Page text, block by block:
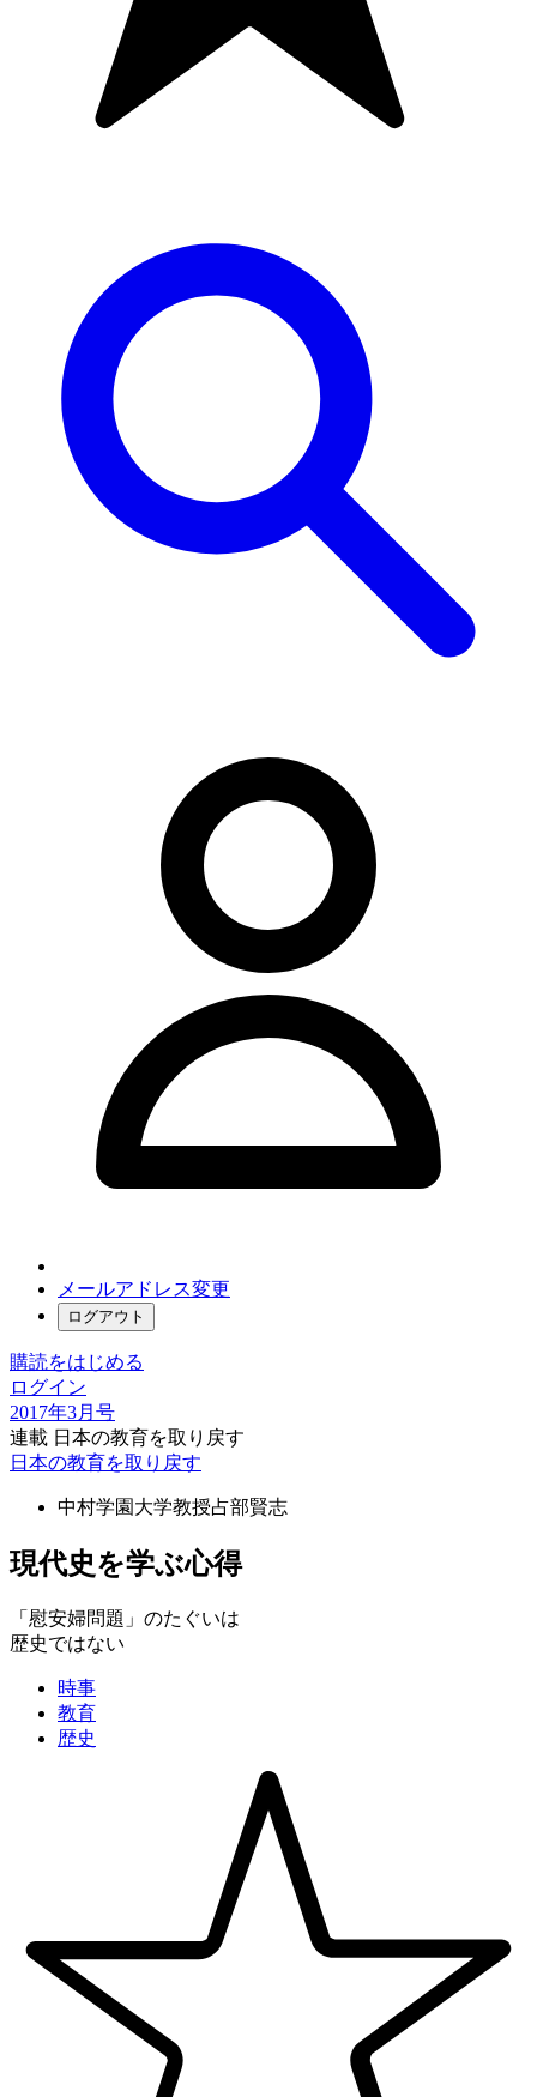
メールアドレス変更
ログアウト
購読をはじめる
ログイン
2017年3月号
連載 日本の教育を取り戻す
日本の教育を取り戻す
中村学園大学教授占部賢志
現代史を学ぶ心得
「慰安婦問題」のたぐいは
歴史ではない
時事
教育
歴史